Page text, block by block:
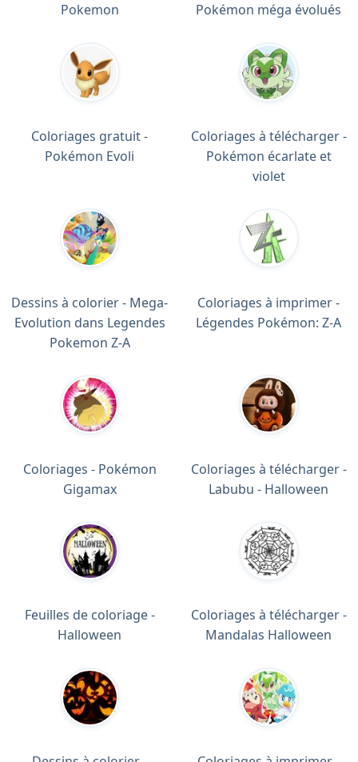
Pokemon
Pokémon méga évolués
Coloriages gratuit -
Pokémon Evoli
Coloriages à télécharger -
Pokémon écarlate et
violet
Dessins à colorier - Mega-
Evolution dans Legendes
Pokemon Z-A
Coloriages à imprimer -
Légendes Pokémon: Z-A
Coloriages - Pokémon
Gigamax
Coloriages à télécharger -
Labubu - Halloween
Feuilles de coloriage -
Halloween
Coloriages à télécharger -
Mandalas Halloween